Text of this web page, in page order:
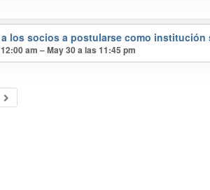
los socios a postularse como institución
am – May 30 a las 11:45 pm